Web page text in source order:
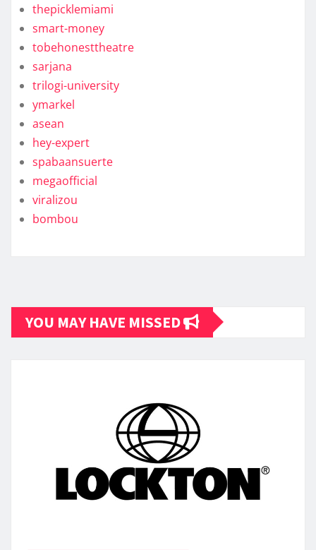
thepicklemiami
smart-money
tobehonesttheatre
sarjana
trilogi-university
ymarkel
asean
hey-expert
spabaansuerte
megaofficial
viralizou
bombou
YOU MAY HAVE MISSED